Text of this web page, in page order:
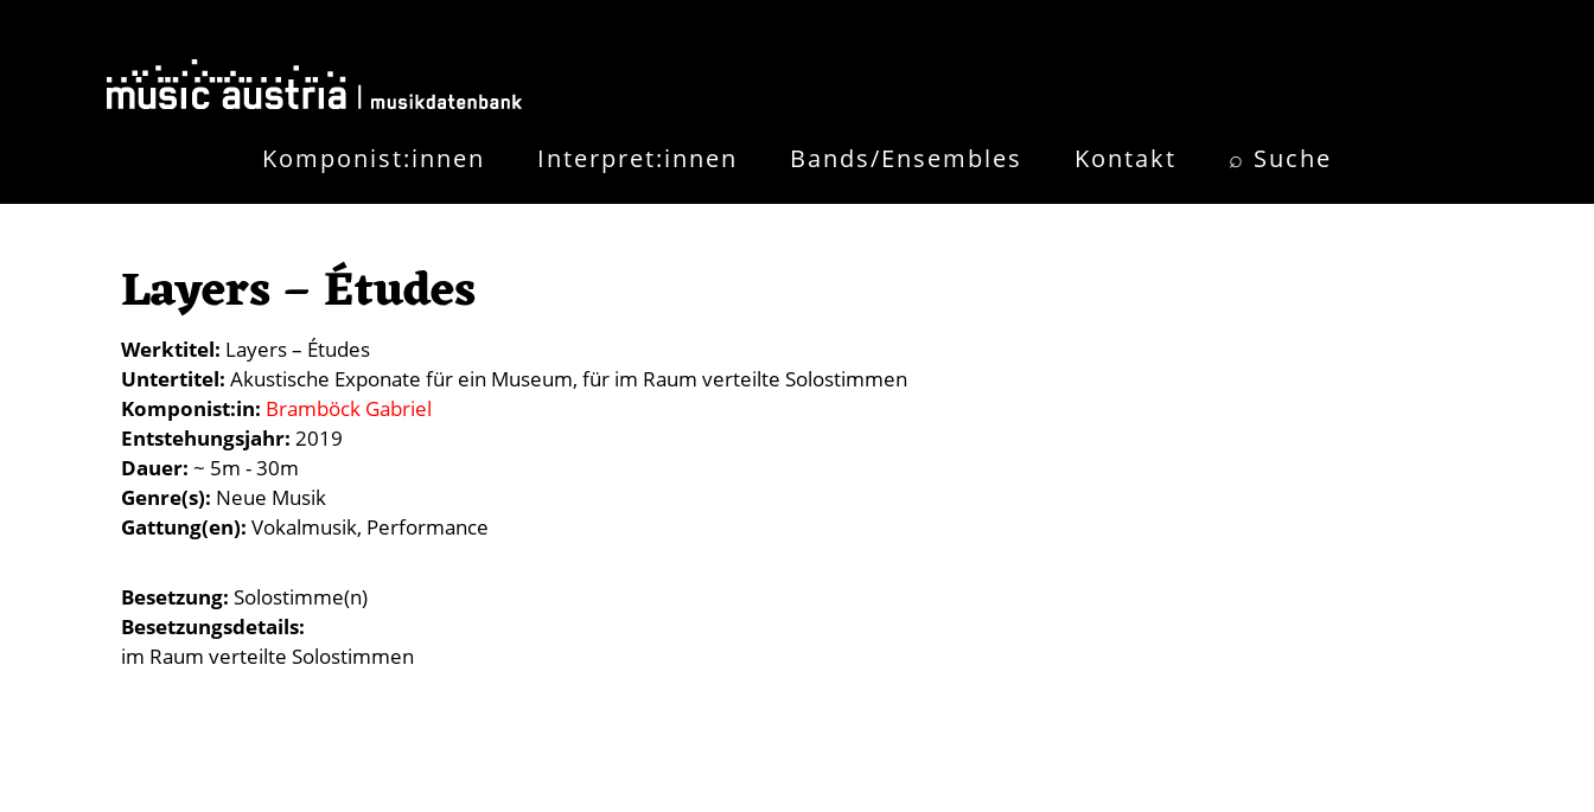
Komponist:innen Interpret:innen Bands/Ensembles Kontakt ⌕ Suche
Layers – Études
Werktitel Layers – Études
Untertitel Akustische Exponate für ein Museum, für im Raum verteilte Solostimmen
Komponist:in Bramböck Gabriel
Entstehungsjahr 2019
Dauer ~ 5m - 30m
Genre(s) Neue Musik
Gattung(en) Vokalmusik Performance
Besetzung Solostimme(n)
Besetzungsdetails
im Raum verteilte Solostimmen